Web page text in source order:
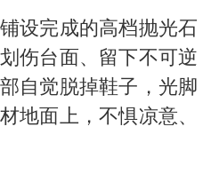
设完成的高档抛光石
伤台面、留下不可逆
自觉脱掉鞋子，光脚
地面上，不惧凉意、